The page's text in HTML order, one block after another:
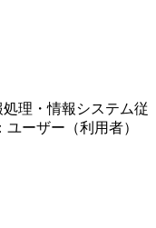
処理・情報システム従
： ユーザー（利用者）